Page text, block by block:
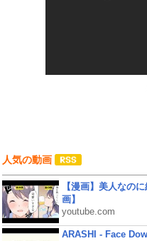
人気の動画
【漫画】美人なの
画】
youtube.com
ARASHI - Face